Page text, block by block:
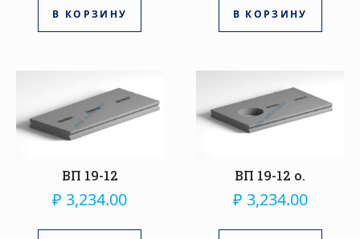
В КОРЗИНУ В КОРЗИНУ
ВП 19-12
₽ 3,234.00
ВП 19-12 о.
₽ 3,234.00